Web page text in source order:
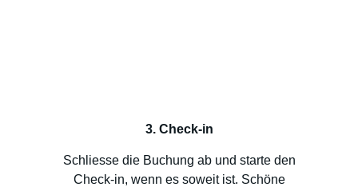
3. Check-in
Schliesse die Buchung ab und starte den
Check-in, wenn es soweit ist. Schöne